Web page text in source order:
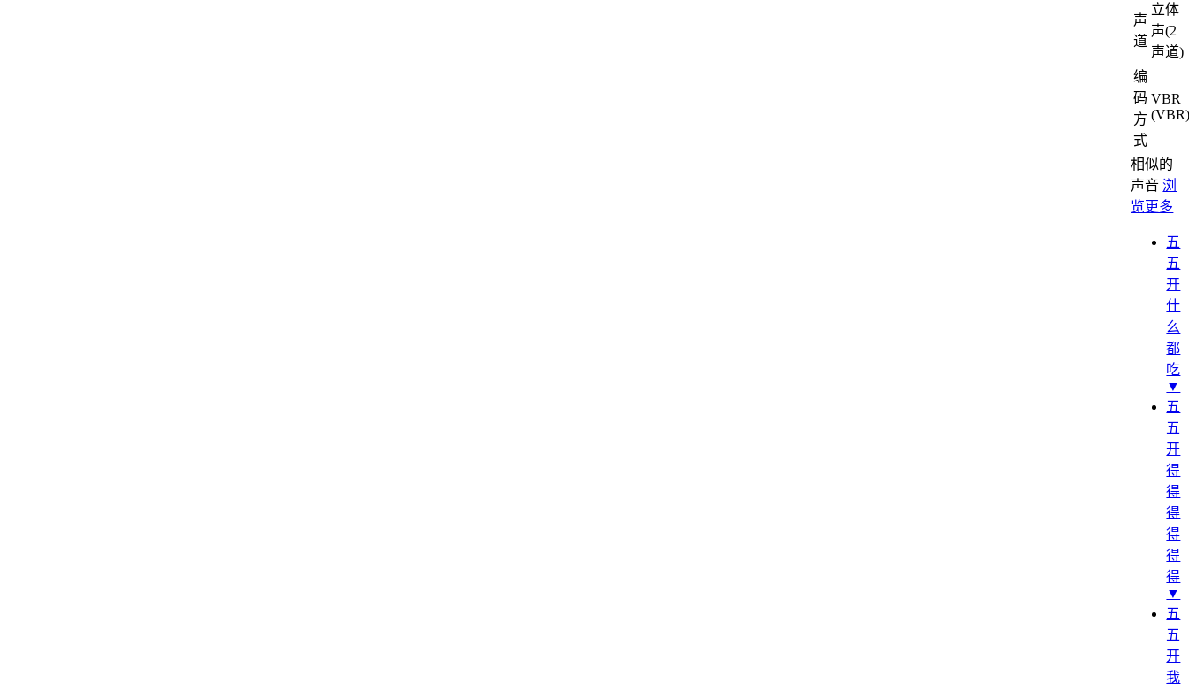
声
道
立体
声(2
声道)
编
码
方
式
VBR
相似的
声音 浏
览更多
五
五
开
什
么
都
吃
▼
五
五
开
得
得
得
得
得
得
▼
五
五
开
我